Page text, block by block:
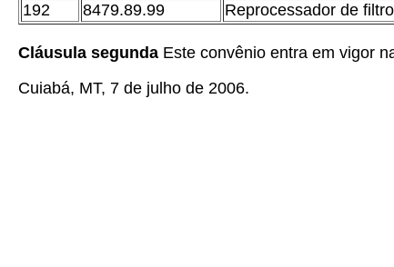
192 8479.89.99
Reprocessador de
Cláusula segunda Este convênio entra em vigor
Cuiabá, MT, 7 de julho de 2006.